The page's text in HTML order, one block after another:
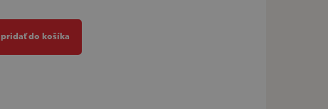
pridať do košíka